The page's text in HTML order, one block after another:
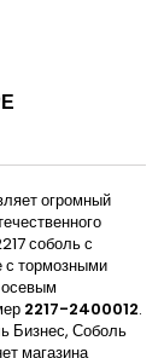
огромный
соболь с
с тормозными
2217-2400012.
Бизнес, Соболь
магазина